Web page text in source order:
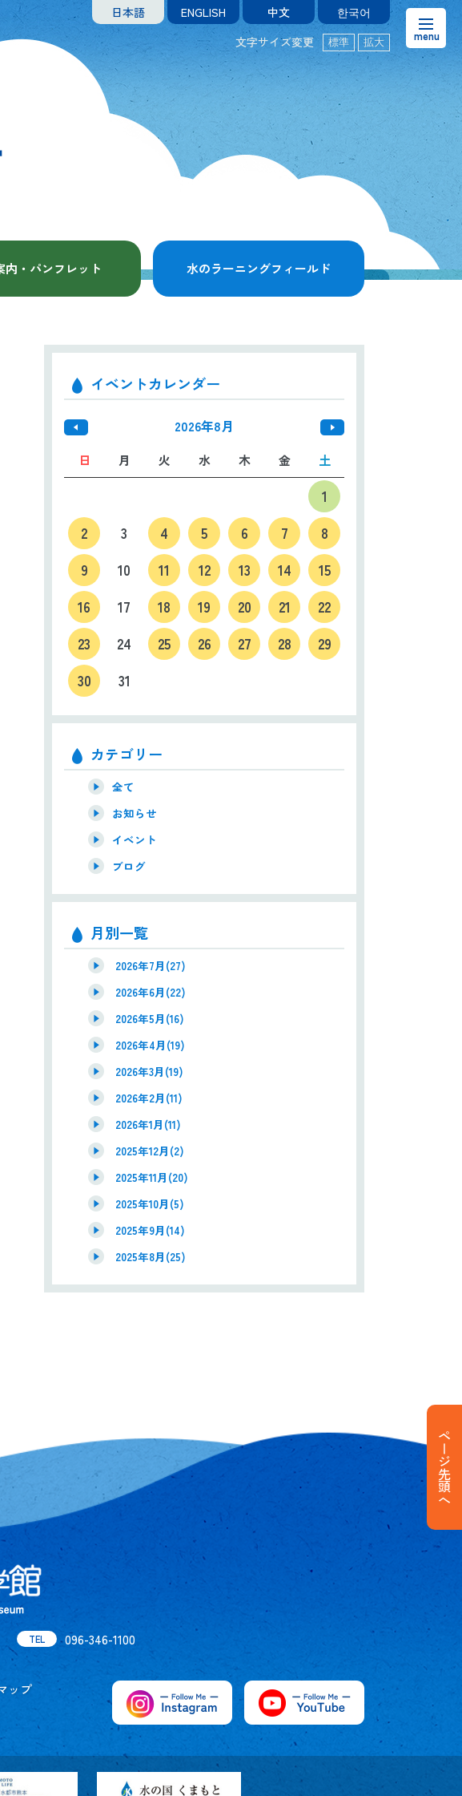
日本語 ENGLISH 中文
한국어
文字サイズ変更
標準 拡大
お知らせ
熊本市水の科学館とは
ご利用案内・アクセス＆マップ
水のラーニングフィールド
日本語
内・パンフレット 水のラーニングフィールド
イベントカレンダー
2026年8月
日 月 火 水 木 金 土
1
2
3 4 5 6 7
8
9
10 11 12 13 14
15
16
17 18 19 20 21
22
23
24 25 26 27 28
29
30
31
カテゴリー
全て
お知らせ
イベント
ブログ
月別一覧
2026年7月(27)
2026年6月(22)
2026年5月(16)
2026年4月(19)
2026年3月(19)
2026年2月(11)
2026年1月(11)
2025年12月(2)
2025年11月(20)
2025年10月(5)
2025年9月(14)
2025年8月(25)
ページ先頭へ
TEL 096-346-1100
ップ